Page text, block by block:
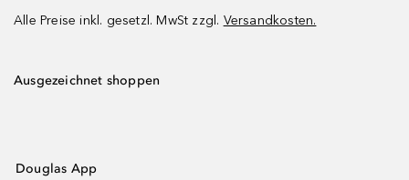
Alle Preise inkl. gesetzl. MwSt zzgl. Versandkosten.
Ausgezeichnet shoppen
Douglas App